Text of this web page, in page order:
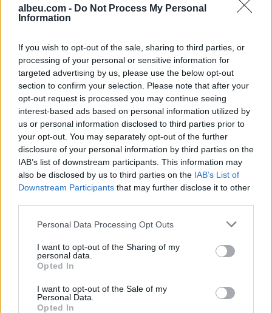
albeu.com - Do Not Process My Personal
Information
If you wish to opt-out of the sale, sharing to third parties, or
processing of your personal or sensitive information for
targeted advertising by us, please use the below opt-out
section to confirm your selection. Please note that after your
opt-out request is processed you may continue seeing
interest-based ads based on personal information utilized by
us or personal information disclosed to third parties prior to
your opt-out. You may separately opt-out of the further
disclosure of your personal information by third parties on the
IAB’s list of downstream participants. This information may
also be disclosed by us to third parties on the IAB’s List of
Downstream Participants that may further disclose it to other
Personal Data Processing Opt Outs
I want to opt-out of the Sharing of my
personal data.
Opted In
I want to opt-out of the Sale of my
Personal Data.
Opted In
Tags:
lajcak takmim me bislimin ,
marredhenia
kosove serbi
Sinani: LDK-ja nuk
bashkëqeveris me Kurtin
pa një marrëveshje të
Imeri pas takimit
Zelensky–Vuçiq:
afrua “hijes së Putinit” në
Ballkan